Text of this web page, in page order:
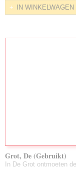
IN WINKELWAGEN
Grot, De (Gebruikt)
In De Grot ontmoeten